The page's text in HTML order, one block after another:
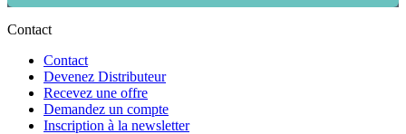
Contact
Contact
Devenez Distributeur
Recevez une offre
Demandez un compte
Inscription à la newsletter